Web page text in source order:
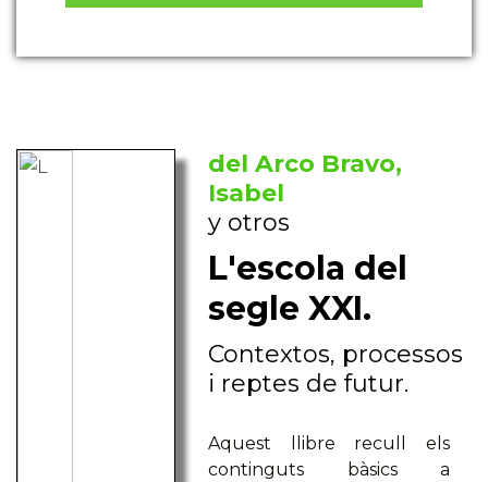
del Arco Bravo,
Isabel
y otros
L'escola del
segle XXI.
Contextos, processos
i reptes de futur.
Aquest llibre recull els
continguts bàsics a